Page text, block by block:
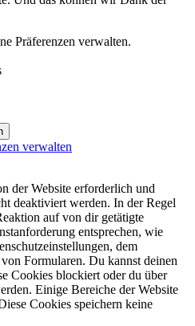
Präferenzen verwalten.
verwalten
der Website erforderlich und
deaktiviert werden. In der Regel
auf von dir getätigte
entsprechen, wie
dem
Formularen. Du kannst deinen
Cookies blockiert oder du über
Einige Bereiche der Website
Cookies speichern keine